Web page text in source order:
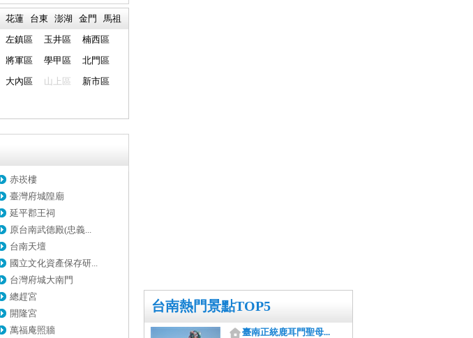
台南熱門景點TOP5
臺南正統鹿耳門聖母...
花蓮 台東 澎湖 金門
馬祖
左鎮區 玉井區
楠西區
將軍區 學甲區
北門區
大內區 山上區
新市區
赤崁樓
臺灣府城隍廟
延平郡王祠
原台南武德殿(忠義...
台南天壇
國立文化資產保存研...
台灣府城大南門
總趕宮
開隆宮
萬福庵照牆